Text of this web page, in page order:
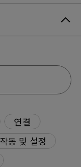
연결
작동 및 설정